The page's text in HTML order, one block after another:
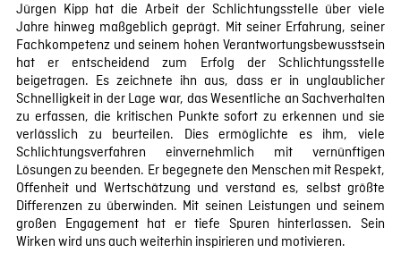
Jürgen Kipp hat die Arbeit der Schlichtungsstelle über viele
Jahre hinweg maßgeblich geprägt. Mit seiner Erfahrung, seiner
Fachkompetenz und seinem hohen Verantwortungsbewusstsein
hat er entscheidend zum Erfolg der Schlichtungsstelle
beigetragen. Es zeichnete ihn aus, dass er in unglaublicher
Schnelligkeit in der Lage war, das Wesentliche an Sachverhalten
zu erfassen, die kritischen Punkte sofort zu erkennen und sie
verlässlich zu beurteilen. Dies ermöglichte es ihm, viele
Schlichtungsverfahren einvernehmlich mit vernünftigen
Lösungen zu beenden. Er begegnete den Menschen mit Respekt,
Offenheit und Wertschätzung und verstand es, selbst größte
Differenzen zu überwinden. Mit seinen Leistungen und seinem
großen Engagement hat er tiefe Spuren hinterlassen. Sein
Wirken wird uns auch weiterhin inspirieren und motivieren.